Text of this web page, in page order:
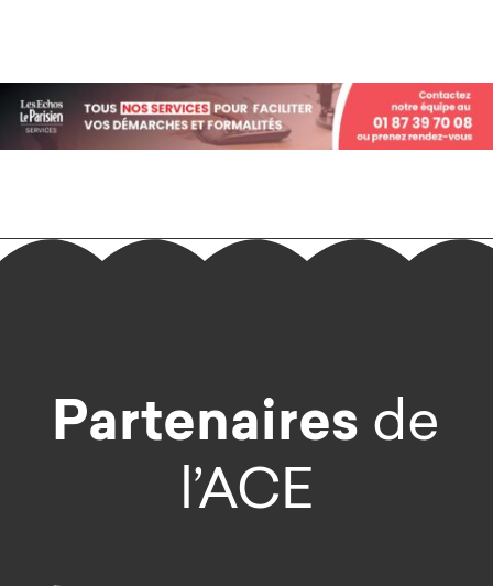
Partenaires de
l’ACE